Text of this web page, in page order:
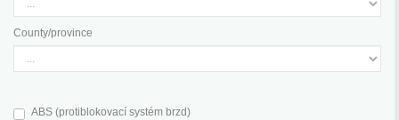
County/province
ABS (protiblokovací systém brzd)